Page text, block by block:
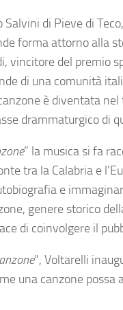
di Pieve di
forma attorno alla
vincitore del premio
di una comunità
è diventata
drammaturgico di
” la musica si fa
tra la Calabria e
e
genere storico
di coinvolgere il
”, Voltarelli
una canzone